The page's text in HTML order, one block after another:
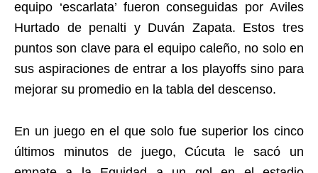
equipo ‘escarlata’ fueron conseguidas por Aviles
Hurtado de penalti y Duván Zapata. Estos tres
puntos son clave para el equipo caleño, no solo en
sus aspiraciones de entrar a los playoffs sino para
mejorar su promedio en la tabla del descenso.
En un juego en el que solo fue superior los cinco
últimos minutos de juego, Cúcuta le sacó un